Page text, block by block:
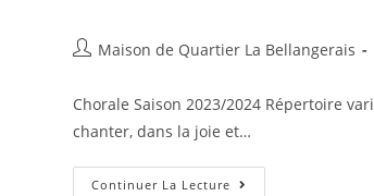
Auteur/autrice
la
publication :
Maison de Quartier La Bellangerais
Chorale Saison 2023/2024 Répertoire
chanter, dans la joie et…
Continuer La Lecture Chorale